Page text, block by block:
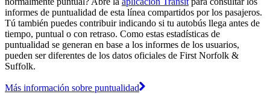
informes de puntualidad de esta línea compartidos por los pasajeros.
Tú también puedes contribuir indicando si tu autobús llega antes de
tiempo, puntual o con retraso. Como estas estadísticas de
puntualidad se generan en base a los informes de los usuarios,
pueden ser diferentes de los datos oficiales de First Norfolk &
Suffolk.
Más información sobre puntualidad